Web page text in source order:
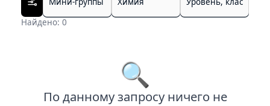
Найдено: 0
🔍
По данному запросу ничего не